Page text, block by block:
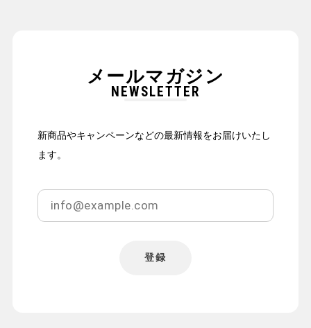
メールマガジン
NEWSLETTER
新商品やキャンペーンなどの最新情報をお届けいたし
ます。
登録